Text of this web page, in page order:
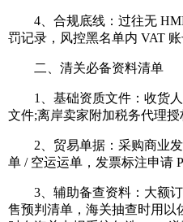
4、合规底线：过往无
罚记录，风控黑名单内 VAT
二、清关必备资料清单
1、基础资质文件：收货人
文件;离岸卖家附加税务代理授
2、贸易单据：采购商业发
单 / 空运运单，发票标注申请
3、辅助备查资料：大额订
售预判清单，海关抽查时用以